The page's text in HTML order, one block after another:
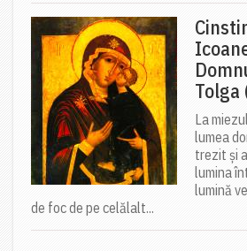
Tolga
La
lumea
trezit și
lumina
lumină
de foc de pe celălalt...